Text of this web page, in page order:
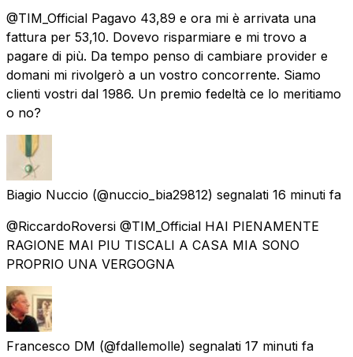
@TIM_Official Pagavo 43,89 e ora mi è arrivata una
fattura per 53,10. Dovevo risparmiare e mi trovo a
pagare di più. Da tempo penso di cambiare provider e
domani mi rivolgerò a un vostro concorrente. Siamo
clienti vostri dal 1986. Un premio fedeltà ce lo meritiamo
o no?
Biagio Nuccio (@nuccio_bia29812) segnalati 16 minuti fa
@RiccardoRoversi @TIM_Official HAI PIENAMENTE
RAGIONE MAI PIU TISCALI A CASA MIA SONO
PROPRIO UNA VERGOGNA
Francesco DM (@fdallemolle) segnalati 17 minuti fa